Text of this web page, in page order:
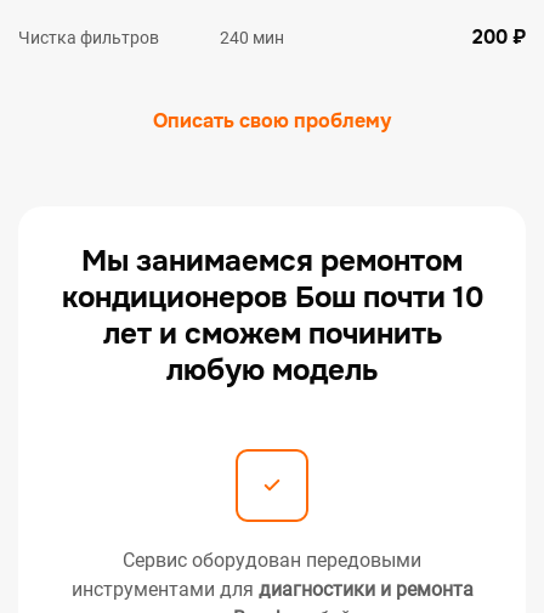
Чистка фильтров 240 мин 200 ₽
Описать свою проблему
Мы занимаемся ремонтом
кондиционеров Бош почти 10
лет и сможем починить
любую модель
Сервис оборудован передовыми
инструментами для диагностики и ремонта